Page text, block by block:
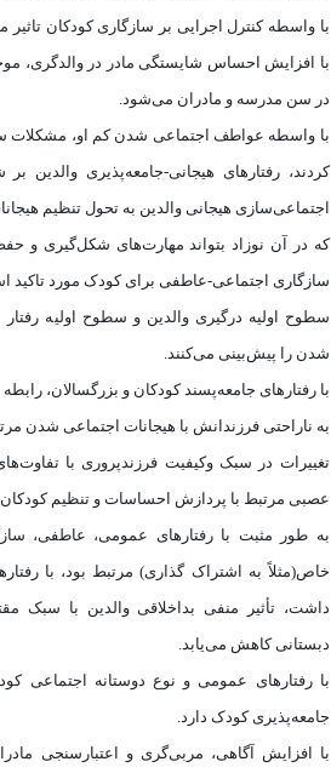
با واسطه کنترل اجرایی بر سازگاری کودکان تاثیر
با افزایش احساس شایستگی مادر در والدگری،
در سن مدرسه و مادران می‌شود
با واسطه عواطف اجتماعی شدن کم او، مشکلات
کردند، رفتارهای هیجانی-جامعه‌پذیری
اجتماعی‌سازی هیجانی والدین به تحول تنظیم
که در آن نوزاد بتواند مهارت‌های شکل‌گیری و
سازگاری اجتماعی-عاطفی برای کودک مورد تاکید
سطوح اولیه درگیری والدین و سطوح اولیه
شدن را پیش‌بینی می‌کنند.
با رفتارهای جامعه‌پسند کودکان و بزرگسالان،
به ناراحتی فرزندانش با هیجانات اجتماعی شدن
تغییرات در سبک وکیفیت فرزندپروری با
عصبی مرتبط با پردازش احساسات و تنظیم
به طور مثبت با رفتارهای عمومی، عاطفی،
خاص(مثلاً به اشتراک گذاری) مرتبط بود، با
داشت، تأثیر منفی بداخلاقی والدین با سبک
دبستانی کاهش می‌یابد.
با رفتارهای عمومی و نوع دوستانه اجتماعی
جامعه‌پذیری کودک دارد.
با افزایش آگاهی، مربی‌گری و اعتبارسنجی